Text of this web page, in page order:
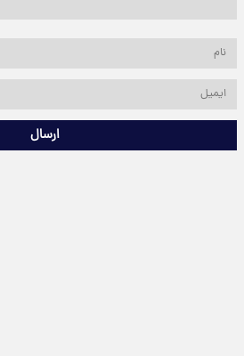
ارسال